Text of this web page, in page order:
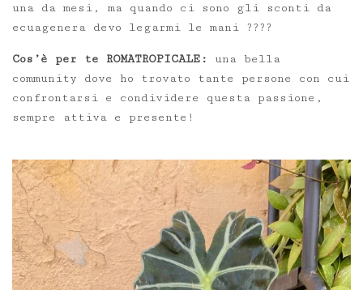
una da mesi, ma quando ci sono gli sconti da
ecuagenera devo legarmi le mani ????
Cos’è per te ROMATROPICALE:
una bella
community dove ho trovato tante persone con cui
confrontarsi e condividere questa passione,
sempre attiva e presente!